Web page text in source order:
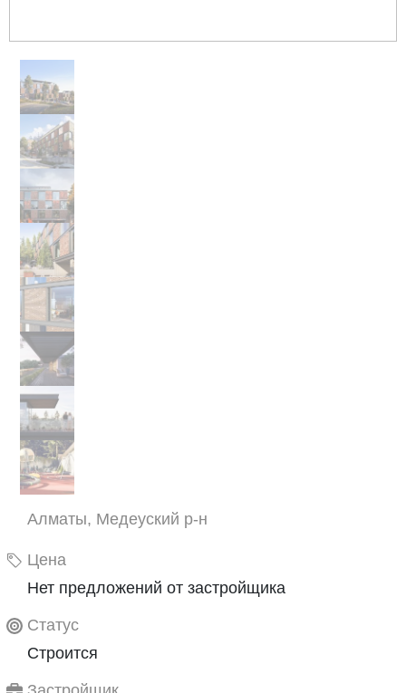
Алматы, Медеуский р-н
Цена
Нет предложений от застройщика
Статус
Строится